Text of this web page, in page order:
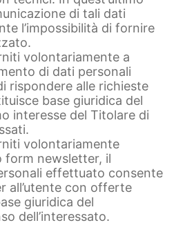
di tali dati
l’impossibilità di fornire
volontariamente a
di dati personali
rispondere alle richieste
base giuridica del
interesse del Titolare di
volontariamente
form newsletter, il
effettuato consente
all’utente con offerte
giuridica del
dell’interessato.